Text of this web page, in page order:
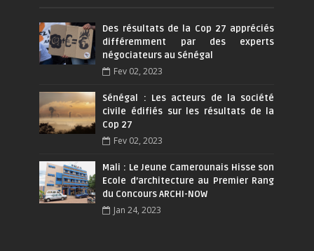
Des résultats de la Cop 27 appréciés
différemment par des experts
négociateurs au Sénégal
Fev 02, 2023
Sénégal : Les acteurs de la société
civile édifiés sur les résultats de la
Cop 27
Fev 02, 2023
Mali : Le Jeune Camerounais Hisse son
Ecole d’architecture au Premier Rang
du Concours ARCHI-NOW
Jan 24, 2023